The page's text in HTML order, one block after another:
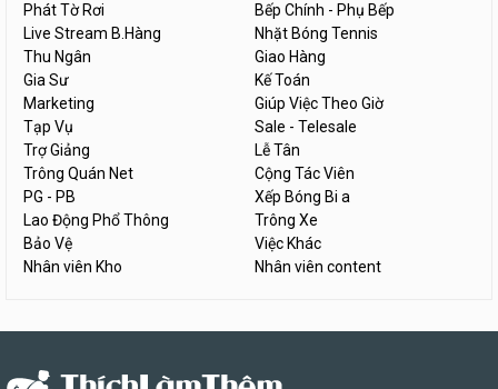
Phát Tờ Rơi
Bếp Chính - Phụ Bếp
Live Stream B.Hàng
Nhặt Bóng Tennis
Thu Ngân
Giao Hàng
Gia Sư
Kế Toán
Marketing
Giúp Việc Theo Giờ
Tạp Vụ
Sale - Telesale
Trợ Giảng
Lễ Tân
Trông Quán Net
Cộng Tác Viên
PG - PB
Xếp Bóng Bi a
Lao Động Phổ Thông
Trông Xe
Bảo Vệ
Việc Khác
Nhân viên Kho
Nhân viên content